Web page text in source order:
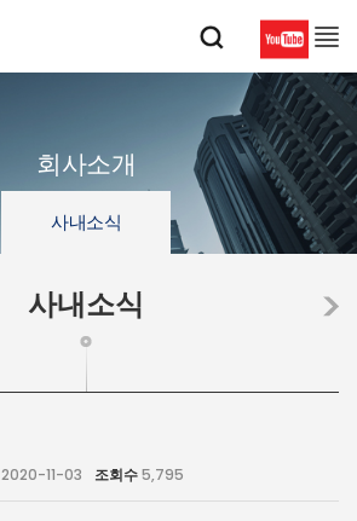
회사소개
사내소식
사내소식
2020-11-03 조회수5,795